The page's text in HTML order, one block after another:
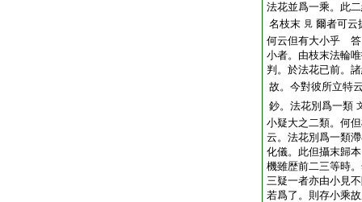
法花並爲一乘。此
名枝末 見 爾者可云
何云但有大小乎 答
小者。由枝末法輪
判。於法花已前。
故。今對彼所立特
鈔。法花別爲一類
小疑大之二類。何
云。法花別爲一類
化儀。此但攝末歸
機雖歴前二三等時
三疑一者亦由小見
若爲了。則存小乘